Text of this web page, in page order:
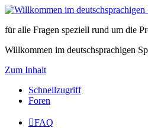
für alle Fragen speziell rund um die
Willkommen im deutschsprachigen
Zum Inhalt
Schnellzugriff
Foren
FAQ